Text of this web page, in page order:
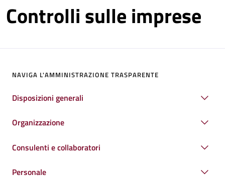
Controlli sulle imprese
NAVIGA L'AMMINISTRAZIONE TRASPARENTE
Disposizioni generali
Organizzazione
Consulenti e collaboratori
Personale